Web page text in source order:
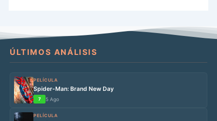
ÚLTIMOS ANÁLISIS
PELÍCULA
Spider-Man: Brand New Day
7 5 Ago
PELÍCULA